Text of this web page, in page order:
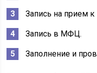
Запись на прием к
Запись в МФЦ.
Заполнение и